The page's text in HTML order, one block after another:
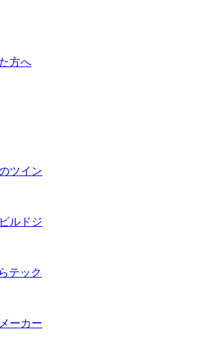
方へ
ツイン
ルドジ
テック
ーカー